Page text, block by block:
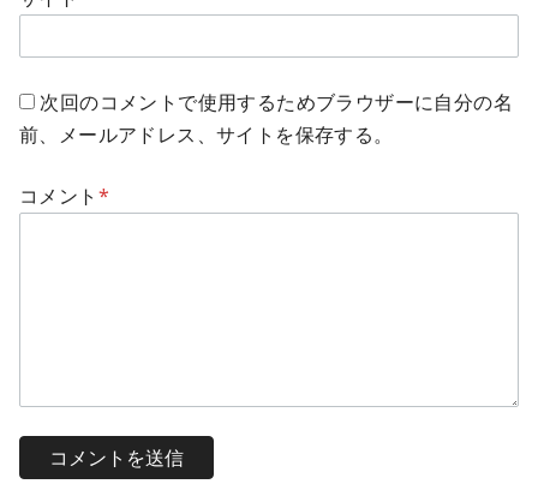
次回のコメントで使用するためブラウザーに自分の名
前、メールアドレス、サイトを保存する。
コメント *